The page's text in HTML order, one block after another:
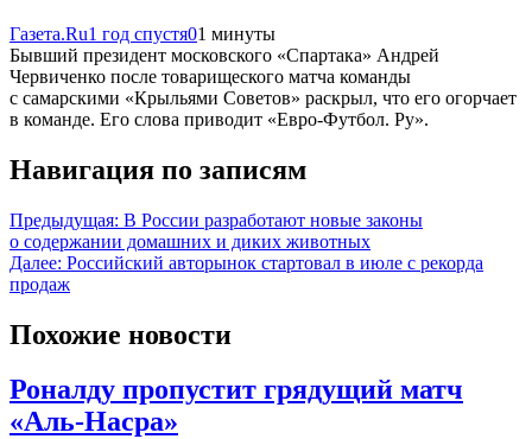
Газета.Ru1 год спустя01 минуты
Бывший президент московского «Спартака» Андрей
Червиченко после товарищеского матча команды
с самарскими «Крыльями Советов» раскрыл, что его огорчает
в команде. Его слова приводит «Евро-Футбол. Ру».
Навигация по записям
Предыдущая: В России разработают новые законы
о содержании домашних и диких животных
Далее: Российский авторынок стартовал в июле с рекорда
продаж
Похожие новости
Роналду пропустит грядущий матч
«Аль-Насра»